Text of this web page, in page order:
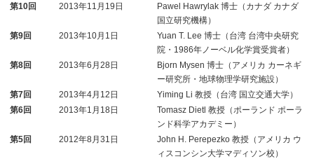
第10回
2013年11月19日
Pawel Hawrylak 博士（カナダ カナダ
国立研究機構）
第9回
2013年10月1日
Yuan T. Lee 博士（台湾 台湾中央研究
院・1986年ノーベル化学賞受賞者）
第8回
2013年6月28日
Bjorn Mysen 博士（アメリカ カーネギ
ー研究所・地球物理学研究施設）
第7回
2013年4月12日
Yiming Li 教授（台湾 国立交通大学）
第6回
2013年1月18日
Tomasz Dietl 教授（ポーランド ポーラ
ンド科学アカデミー）
第5回
2012年8月31日
John H. Perepezko 教授（アメリカ ウ
ィスコンシン大学マディソン校）